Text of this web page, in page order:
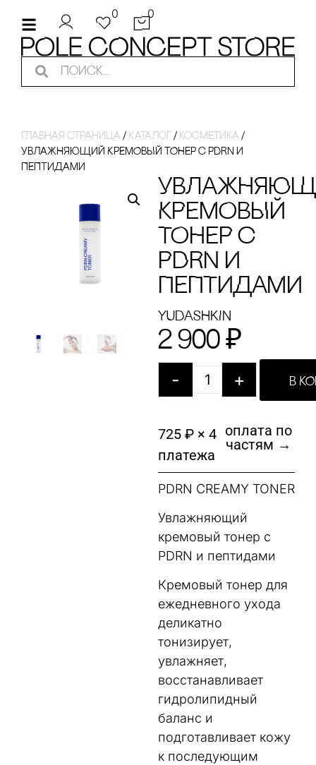
0 0
Главная страница / Каталог / косметика /
УВЛАЖНЯЮЩИЙ КРЕМОВЫЙ ТОНЕР с PDRN И
ПЕПТИДАМИ
КРЕМОВЫЙ
ТОНЕР с
PDRN И
ПЕПТИДАМИ
YUDASHKIN
2 900 ₽
- + В
725 ₽ × 4
платежа
оплата по
частям →
PDRN CREAMY TONER
Увлажняющий
кремовый тонер с
PDRN и пептидами
Кремовый тонер для
ежедневного ухода
деликатно
тонизирует,
увлажняет,
восстанавливает
гидролипидный
баланс и
подготавливает кожу
к последующим